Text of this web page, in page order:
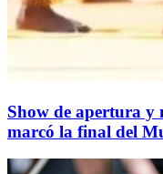
Show de apertura y
marcó la final del